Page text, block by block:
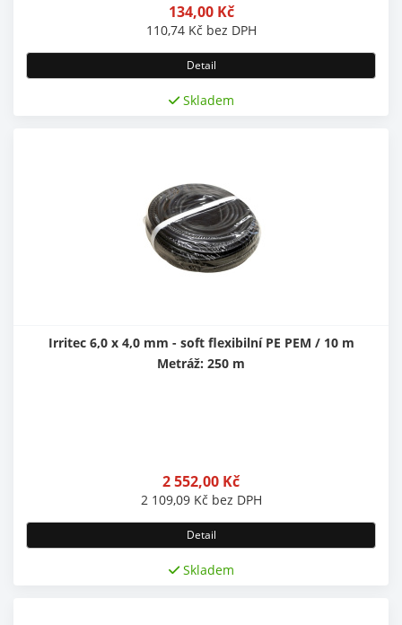
134,00 Kč
110,74 Kč bez DPH
Detail
Skladem
Irritec 6,0 x 4,0 mm - soft flexibilní PE PEM / 10 m
Metráž: 250 m
2 552,00 Kč
2 109,09 Kč bez DPH
Detail
Skladem